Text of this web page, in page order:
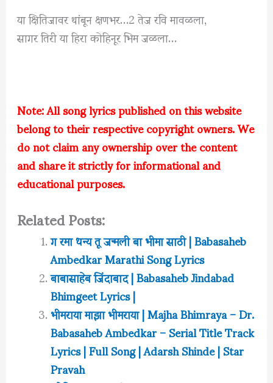
या क्षितिजावर थांबून क्षणभर…2 तेज रवि मावळला,
सागर तिरी या हिरा कोहिनूर भिम जळला…
Note: All song lyrics published on this website
belong to their respective copyright owners. We
do not claim any ownership over the content
and share it strictly for informational and
educational purposes.
Related Posts:
ग रमा धन्य तू जन्मली बा भीमा साठी | Babasaheb
Ambedkar Marathi Song Lyrics
बाबासाहेब जिंदाबाद | Babasaheb Jindabad
Bhimgeet Lyrics |
भीमराया माझा भीमराया | Majha Bhimraya – Dr.
Babasaheb Ambedkar – Serial Title Track
Lyrics | Full Song | Adarsh Shinde | Star
Pravah